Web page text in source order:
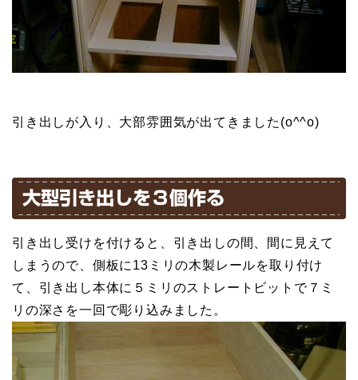
引き出しが入り、大部雰囲気が出てきました(o^^o)
大型引き出しを３個作る
引き出し受けを付けると、引き出しの間、間に見えて
しまうので、側板に13ミリの木製レールを取り付け
て、引き出し本体に５ミリのストレートビットで７ミ
リの深さを一回で彫り込みました。